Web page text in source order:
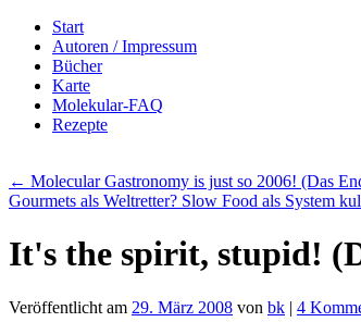
Zum
Inhalt
springen
Start
Autoren / Impressum
Bücher
Karte
Molekular-FAQ
Rezepte
← Molecular Gastronomy is just so 2006! (Das
Gourmets als Weltretter? Slow Food als System
It's the spirit, stupid!
Veröffentlicht am 29. März 2008 von bk | 4